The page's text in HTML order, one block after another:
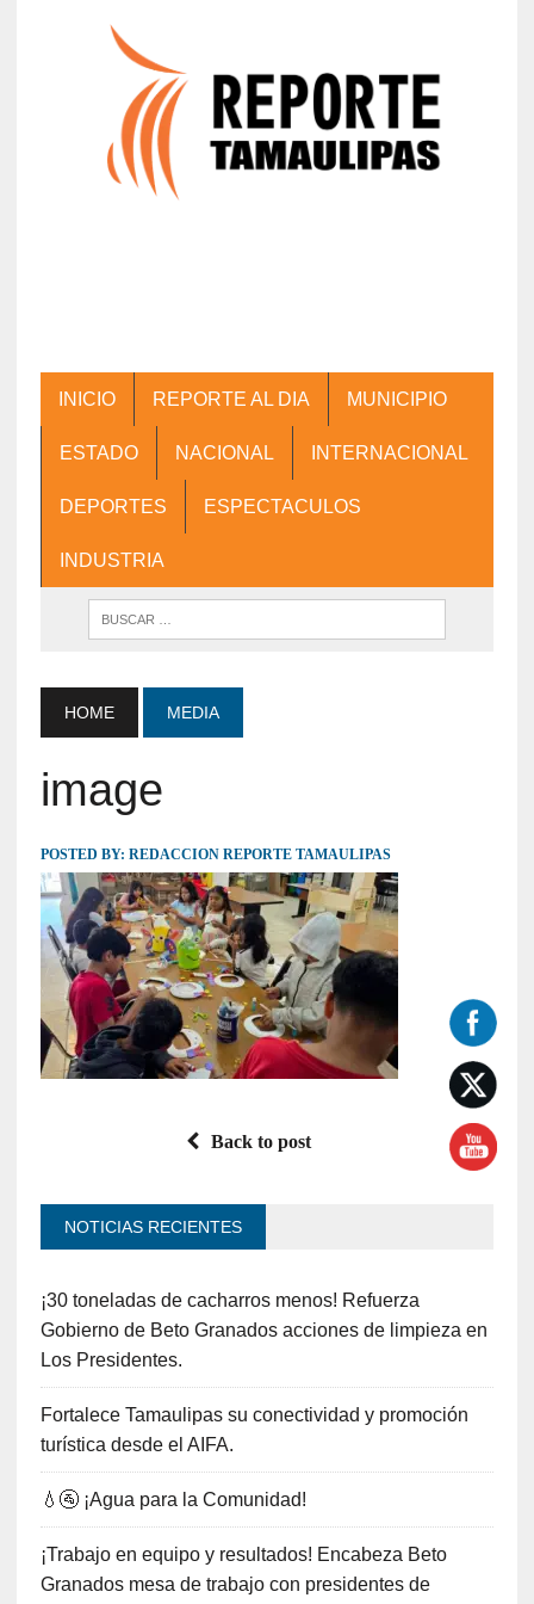
INICIO REPORTE AL DIA MUNICIPIO
ESTADO NACIONAL INTERNACIONAL
DEPORTES ESPECTACULOS
INDUSTRIA
HOME MEDIA
image
POSTED BY: REDACCION REPORTE TAMAULIPAS
Back to post
NOTICIAS RECIENTES
¡30 toneladas de cacharros menos! Refuerza
Gobierno de Beto Granados acciones de limpieza en
Los Presidentes.
Fortalece Tamaulipas su conectividad y promoción
turística desde el AIFA.
💧🚰 ¡Agua para la Comunidad!
¡Trabajo en equipo y resultados! Encabeza Beto
Granados mesa de trabajo con presidentes de